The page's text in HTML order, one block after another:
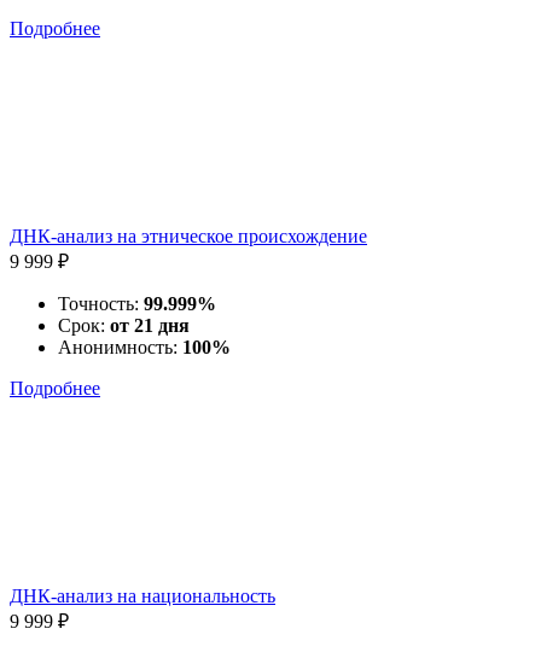
Подробнее
ДНК-анализ на этническое происхождение
9 999 ₽
Точность: 99.999%
Срок: от 21 дня
Анонимность: 100%
Подробнее
ДНК-анализ на национальность
9 999 ₽